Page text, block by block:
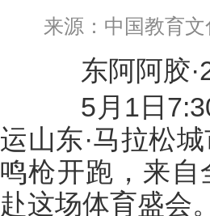
来源： 中国教育
东阿阿胶
5月1日7:30
运山东·马拉松
鸣枪开跑，来
赴这场体育盛会。